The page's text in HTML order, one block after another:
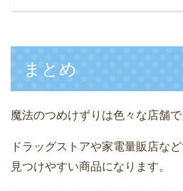
まとめ
魔法のつめけずりは色々な店舗
ドラッグストアや家電量販店な
見つけやすい商品になります。